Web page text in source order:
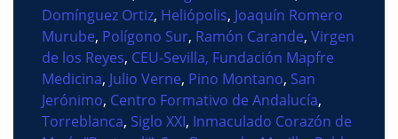
Domínguez Ortiz, Heliópolis, Joaquín Romero
Murube, Polígono Sur, Ramón Carande, Virgen
de los Reyes, CEU-Sevilla, Fundación Mapfre
Medicina, Julio Verne, Pino Montano, San
Jerónimo, Centro Formativo de Andalucía,
Torreblanca, Siglo XXI, Inmaculado Corazón de